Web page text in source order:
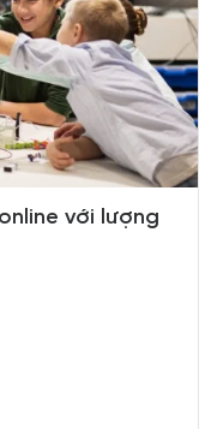
với lượng